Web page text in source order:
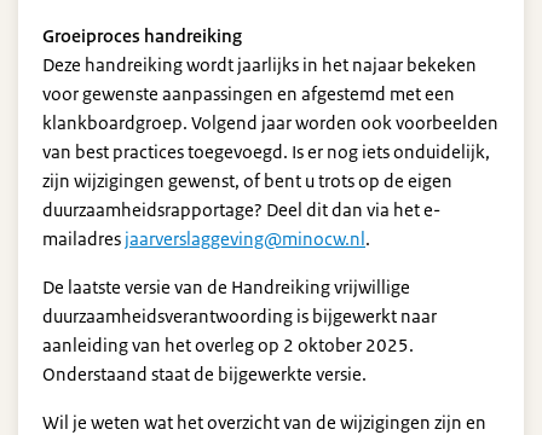
Groeiproces handreiking
Deze handreiking wordt jaarlijks in het najaar bekeken
voor gewenste aanpassingen en afgestemd met een
klankboardgroep. Volgend jaar worden ook voorbeelden
van best practices toegevoegd. Is er nog iets onduidelijk,
zijn wijzigingen gewenst, of bent u trots op de eigen
duurzaamheidsrapportage? Deel dit dan via het e-
mailadres jaarverslaggeving@minocw.nl.
De laatste versie van de Handreiking vrijwillige
duurzaamheidsverantwoording is bijgewerkt naar
aanleiding van het overleg op 2 oktober 2025.
Onderstaand staat de bijgewerkte versie.
Wil je weten wat het overzicht van de wijzigingen zijn en